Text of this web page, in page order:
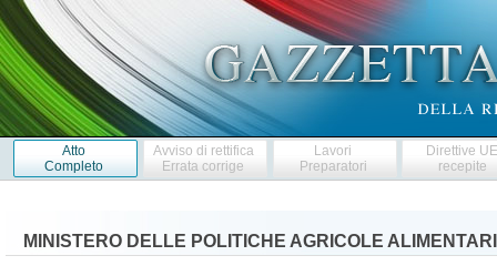
Atto
Completo
Avviso di rettifica
Errata corrige
Lavori
Preparatori
Direttive
recepite
MINISTERO DELLE POLITICHE AGRICOLE